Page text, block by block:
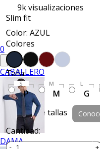
0
CABALLERO
DAMA
9kvisualizaciones
Slim fit
Color: AZUL
Colores
Talla:
S
P
M
M
L
G
Guía de tallas
Cantidad: